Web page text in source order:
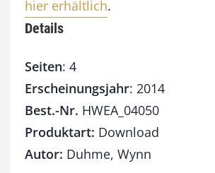
hier erhältlich.
Details
Seiten: 4
Erscheinungsjahr: 2014
Best.-Nr. HWEA_04050
Produktart: Download
Autor: Duhme, Wynn